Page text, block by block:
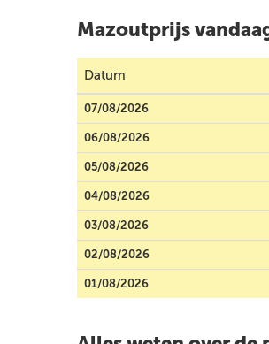
Mazoutprijs
Datum
07/08/2026
06/08/2026
05/08/2026
04/08/2026
03/08/2026
02/08/2026
01/08/2026